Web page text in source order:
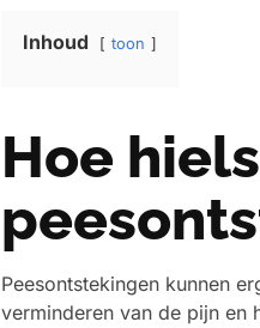
Inhoud toon
Hoe
Peesontstekingen kunnen
verminderen van de pijn en